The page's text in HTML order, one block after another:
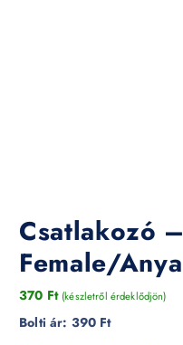
Csatlakozó
Female/
370 Ft (készletről érdeklődjön)
Bolti ár: 390 Ft